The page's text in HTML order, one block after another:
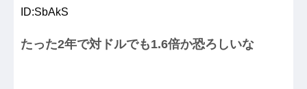
ID:SbAkS
たった2年で対ドルでも1.6倍か恐ろしいな